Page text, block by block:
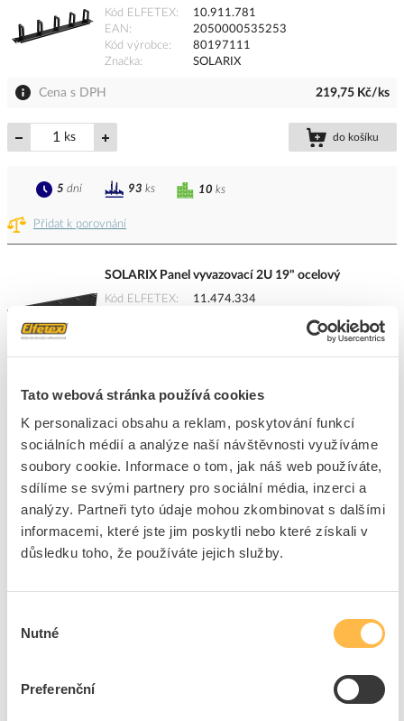
Tato webová stránka používá cookies
K personalizaci obsahu a reklam, poskytování funkcí
sociálních médií a analýze naší návštěvnosti využíváme
soubory cookie. Informace o tom, jak náš web používáte,
sdílíme se svými partnery pro sociální média, inzerci a
analýzy. Partneři tyto údaje mohou zkombinovat s dalšími
informacemi, které jste jim poskytli nebo které získali v
důsledku toho, že používáte jejich služby.
souhlasu
Nutné
Preferenční
Kód ELFETEX
10.911.781
EAN
2050000535253
Kód výrobce
80197111
Značka
SOLARIX
Cena s DPH 219,75 Kč/ks
ks do košíku
Přidat k porovnání
10 ks
5 dní 93 ks
SOLARIX Panel vyvazovací 2U 19" ocelový
Kód ELFETEX
11.474.334
Pouze na poptání
5dní 5 ks
SOLARIX Panel vyvazovací 1U 19" ocelová oka
Kód ELFETEX
11.429.188
EAN
2050001939784
Přidat k porovnání